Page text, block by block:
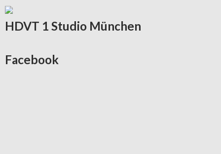
HDVT 1 Studio München
Facebook